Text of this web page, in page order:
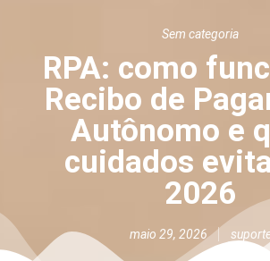
Sem categoria
RPA: como
Recibo de
Autônomo e
cuidados
2026
maio 29, 2026